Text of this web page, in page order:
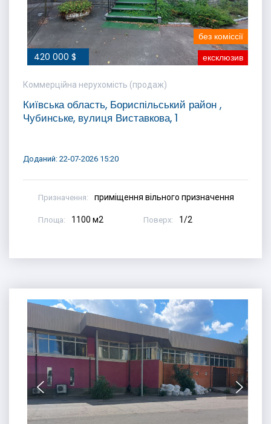
420 000 $ ексклюзив
без коміссії
Коммерційна нерухомість (продаж)
Київська область, Бориспільський район ,
Чубинське, вулиця Виставкова, 1
Доданий: 22-07-2026 15:20
Призначення: приміщення вільного призначення
Площа: 1100 м2 Поверх: 1/2